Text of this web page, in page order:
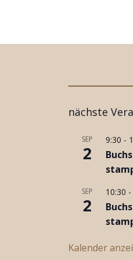
s
a
nächste
SEP
2
9:30 -
SEP
2
10:30 -
Kalender